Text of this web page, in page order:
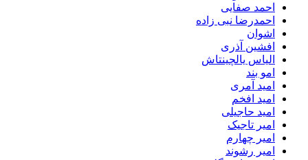
احمد صفایی
احمدرضا نبی زاده
اشوان
افشین آذری
الیاس یالچینتاش
امو بند
امید آمری
امید افخم
امید حاجیلی
امیر تاجیک
امیر چهارم
امیر رشوند